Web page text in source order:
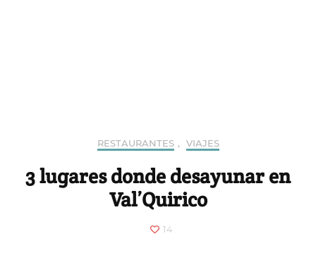
RESTAURANTES , VIAJES
3 lugares donde desayunar en
Val’Quirico
14